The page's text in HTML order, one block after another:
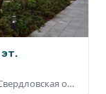
Екатеринбург, Уктусская набережная, Свердловская область